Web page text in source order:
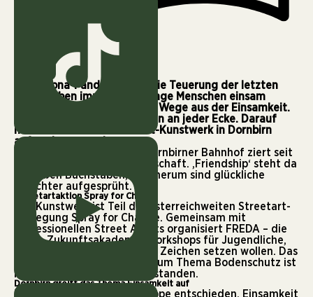
Die Corona-Pandemie und die Teuerung der letzten
Jahre haben immer mehr junge Menschen einsam
gemacht. Doch es gibt viele Wege aus der Einsamkeit.
Neue Freundschaften warten an jeder Ecke. Darauf
möchte ein neues Streetart-Kunstwerk in Dornbirn
aufmerksam machen.
Die Skatehalle nahe dem Dornbirner Bahnhof ziert seit
Mitte Mai eine wichtige Botschaft. ‚Friendship‘ steht da
in großen Buchstaben, rundherum sind glückliche
Gesichter aufgesprüht.
Streetartaktion Spray for Change
Das Kunstwerk ist Teil der österreichweiten Streetart-
Bewegung Spray for Change. Gemeinsam mit
professionellen Street Artists organisiert FREDA – die
grüne Zukunftsakademie Workshops für Jugendliche,
die mit Kunst ein politisches Zeichen setzen wollen. Das
erste Kunstwerk der Reihe zum Thema Bodenschutz ist
in Wien am Donaukanal entstanden.
Dornbirn greift das Thema Einsamkeit auf
In Dornbirn hat sich die Gruppe entschieden, Einsamkeit